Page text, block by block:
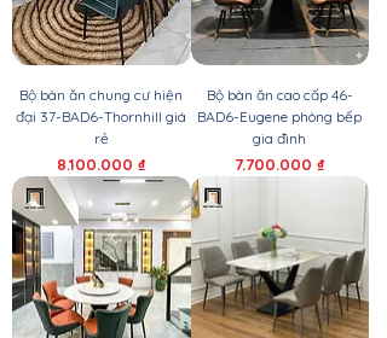
Bộ bàn ăn chung cư hiện
đại 37-BAD6-Thornhill giá
rẻ
Giá
8.100.000 ₫
Bộ bàn ăn cao cấp 46-
BAD6-Eugene phòng bếp
gia đình
Giá
7.700.000 ₫